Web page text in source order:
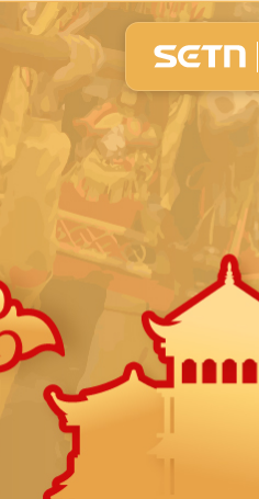
白沙屯媽祖進香